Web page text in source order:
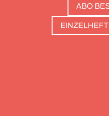
zwölf Hotels gesammelt,
haben: Sie sind die
stürmen. Und sie haben
ABO